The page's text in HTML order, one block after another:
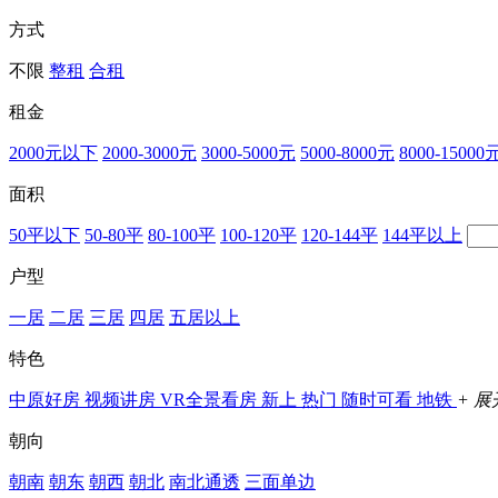
方式
不限 整租 合租
租金
2000元以下 2000-3000元 3000-5000元 5000-8000元 8000-15000
面积
50平以下 50-80平 80-100平 100-120平 120-144平 144平以上
户型
一居 二居 三居 四居 五居以上
特色
中原好房 视频讲房 VR全景看房 新上 热门 随时可看 地铁 + 展
朝向
朝南 朝东 朝西 朝北 南北通透 三面单边